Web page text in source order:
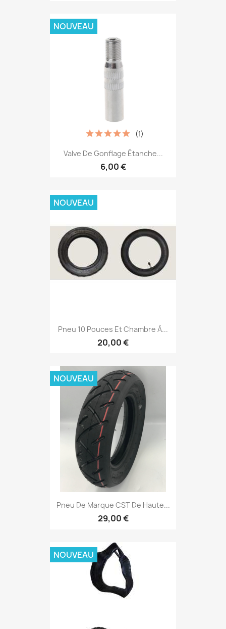
Valve De Gonflage Étanche...
6,00 €
(1)
NOUVEAU
Pneu 10 Pouces Et Chambre À...
20,00 €
NOUVEAU
Pneu De Marque CST De Haute...
29,00 €
NOUVEAU
NOUVEAU